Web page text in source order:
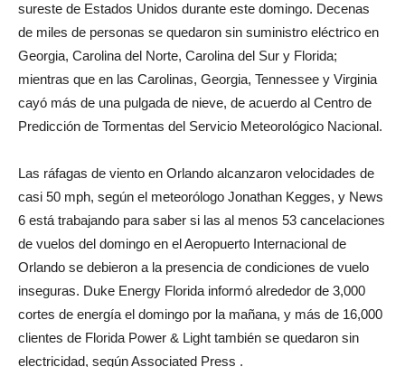
sureste de Estados Unidos durante este domingo. Decenas
de miles de personas se quedaron sin suministro eléctrico en
Georgia, Carolina del Norte, Carolina del Sur y Florida;
mientras que en las Carolinas, Georgia, Tennessee y Virginia
cayó más de una pulgada de nieve, de acuerdo al Centro de
Predicción de Tormentas del Servicio Meteorológico Nacional.
Las ráfagas de viento en Orlando alcanzaron velocidades de
casi 50 mph, según el meteorólogo Jonathan Kegges, y News
6 está trabajando para saber si las al menos 53 cancelaciones
de vuelos del domingo en el Aeropuerto Internacional de
Orlando se debieron a la presencia de condiciones de vuelo
inseguras. Duke Energy Florida informó alrededor de 3,000
cortes de energía el domingo por la mañana, y más de 16,000
clientes de Florida Power & Light también se quedaron sin
electricidad, según Associated Press .